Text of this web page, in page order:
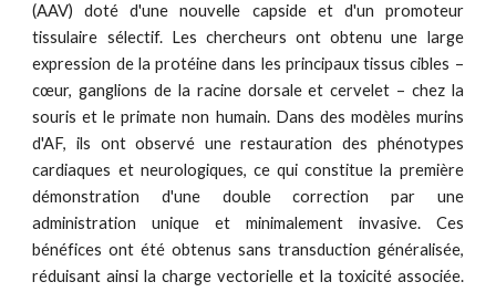
(AAV) doté d'une nouvelle capside et d'un promoteur
tissulaire sélectif. Les chercheurs ont obtenu une large
expression de la protéine dans les principaux tissus cibles –
cœur, ganglions de la racine dorsale et cervelet – chez la
souris et le primate non humain. Dans des modèles murins
d'AF, ils ont observé une restauration des phénotypes
cardiaques et neurologiques, ce qui constitue la première
démonstration d'une double correction par une
administration unique et minimalement invasive. Ces
bénéfices ont été obtenus sans transduction généralisée,
réduisant ainsi la charge vectorielle et la toxicité associée.